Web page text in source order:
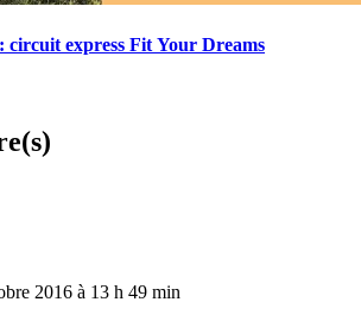
circuit express Fit Your Dreams
2016 à 13 h 49 min